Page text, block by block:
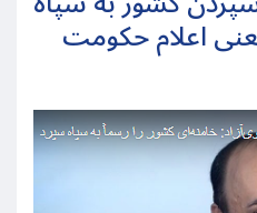
اعلام حکومت